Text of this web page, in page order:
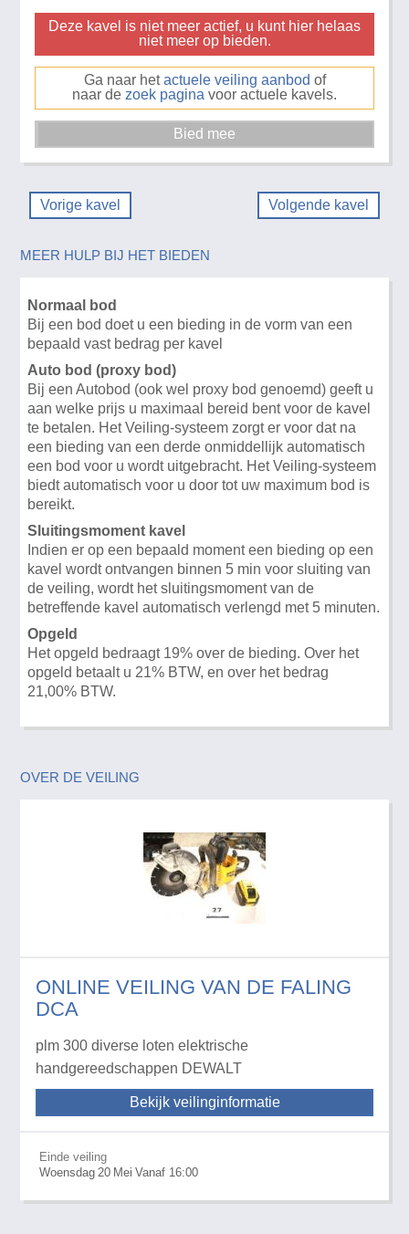
Deze kavel is niet meer actief, u kunt hier helaas
niet meer op bieden.
Ga naar hetactuele veiling aanbod of
naar de zoek pagina voor actuele kavels.
Vorige kavel Volgende kavel
MEER HULP BIJ HET BIEDEN
Normaal bod
Bij een bod doet u een bieding in de vorm van een
bepaald vast bedrag per kavel
Auto bod (proxy bod)
Bij een Autobod (ook wel proxy bod genoemd) geeft u
aan welke prijs u maximaal bereid bent voor de kavel
te betalen. Het Veiling-systeem zorgt er voor dat na
een bieding van een derde onmiddellijk automatisch
een bod voor u wordt uitgebracht. Het Veiling-systeem
biedt automatisch voor u door tot uw maximum bod is
bereikt.
Sluitingsmoment kavel
Indien er op een bepaald moment een bieding op een
kavel wordt ontvangen binnen 5 min voor sluiting van
de veiling, wordt het sluitingsmoment van de
betreffende kavel automatisch verlengd met 5 minuten.
Opgeld
Het opgeld bedraagt 19% over de bieding. Over het
opgeld betaalt u 21% BTW, en over het bedrag
21,00% BTW.
OVER DE VEILING
ONLINE VEILING VAN DE FALING
DCA
plm 300 diverse loten elektrische
handgereedschappen DEWALT
Bekijk veilinginformatie
Einde veiling
Woensdag 20 Mei Vanaf 16:00